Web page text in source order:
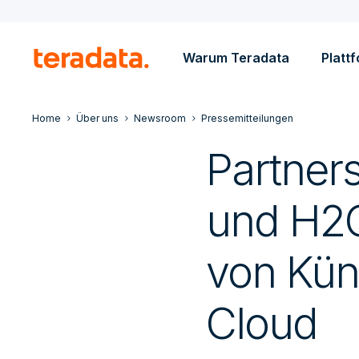
Warum Teradata
Home Über uns Newsroom Pressemitteilungen
und
von
Cloud